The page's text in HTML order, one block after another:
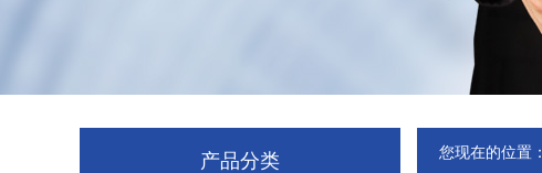
产品分类 您现在的位置：